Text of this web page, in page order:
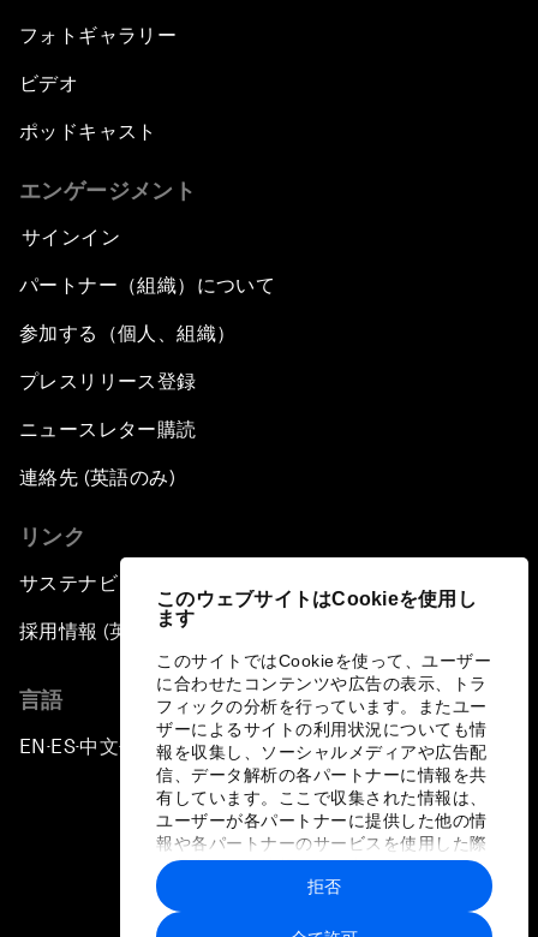
このウェブサイトはCookieを使用し
ます
このサイトではCookieを使って、ユーザー
に合わせたコンテンツや広告の表示、トラ
フィックの分析を行っています。またユー
ザーによるサイトの利用状況についても情
報を収集し、ソーシャルメディアや広告配
信、データ解析の各パートナーに情報を共
有しています。ここで収集された情報は、
ユーザーが各パートナーに提供した他の情
報や各パートナーのサービスを使用した際
に収集された情報と組み合わされ、各パー
トナーによって使用されることがありま
す。
拒否
An Agenda for a Prosperous Future
フォトギャラリー
ビデオ
ポッドキャスト
エンゲージメント
サインイン
パートナー（組織）について
参加する（個人、組織）
プレスリリース登録
ニュースレター購読
連絡先 (英語のみ)
リンク
サステナビリティへの取り組み
採用情報 (英語のみ)
言語
EN ▪ES▪中文▪ 日本語
プライバシーポリシーと利用規約